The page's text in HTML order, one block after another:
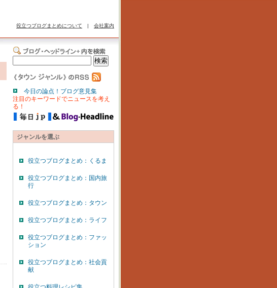
役立つブログまとめについて | 会社案内
今日の論点！ブログ意見集
注目のキーワードでニュースを考え
る！
ジャンルを選ぶ
役立つブログまとめ：くるま
役立つブログまとめ：国内旅
行
役立つブログまとめ：タウン
役立つブログまとめ：ライフ
役立つブログまとめ：ファッ
ション
役立つブログまとめ：社会貢
献